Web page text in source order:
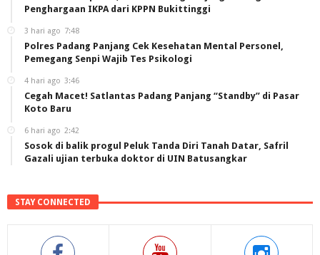
Penghargaan IKPA dari KPPN Bukittinggi
3 hari ago 7:48
Polres Padang Panjang Cek Kesehatan Mental Personel,
Pemegang Senpi Wajib Tes Psikologi
4 hari ago 3:46
Cegah Macet! Satlantas Padang Panjang “Standby” di Pasar
Koto Baru
6 hari ago 2:42
Sosok di balik progul Peluk Tanda Diri Tanah Datar, Safril
Gazali ujian terbuka doktor di UIN Batusangkar
STAY CONNECTED